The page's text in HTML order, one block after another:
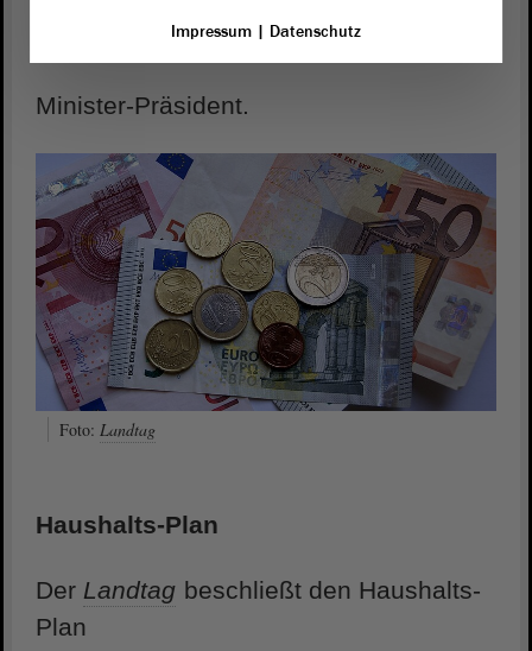
Minister-Präsident.
Foto: Landtag
Haushalts-Plan
Der Landtag beschließt den Haushalts-
Plan
Impressum| Datenschutz